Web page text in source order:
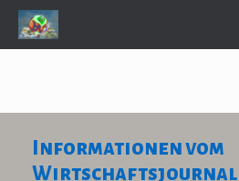
Zum
Inhalt
springen
Informationen vom